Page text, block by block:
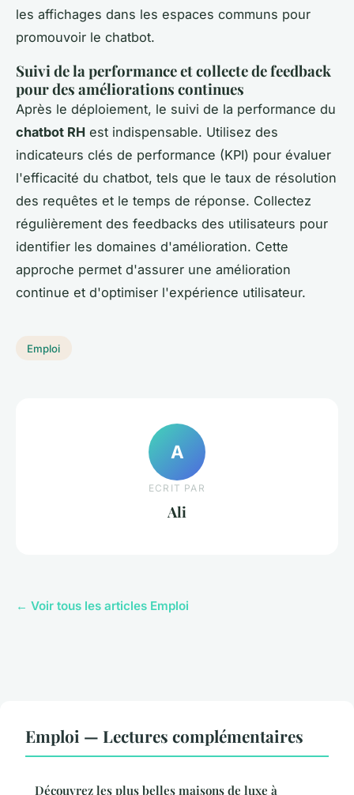
les affichages dans les espaces communs pour
promouvoir le chatbot.
Suivi de la performance et collecte de feedback
pour des améliorations continues
Après le déploiement, le suivi de la performance du
chatbot RH est indispensable. Utilisez des
indicateurs clés de performance (KPI) pour évaluer
l'efficacité du chatbot, tels que le taux de résolution
des requêtes et le temps de réponse. Collectez
régulièrement des feedbacks des utilisateurs pour
identifier les domaines d'amélioration. Cette
approche permet d'assurer une amélioration
continue et d'optimiser l'expérience utilisateur.
Emploi
A
ECRIT PAR
Ali
← Voir tous les articles Emploi
Emploi — Lectures complémentaires
Découvrez les plus belles maisons de luxe à